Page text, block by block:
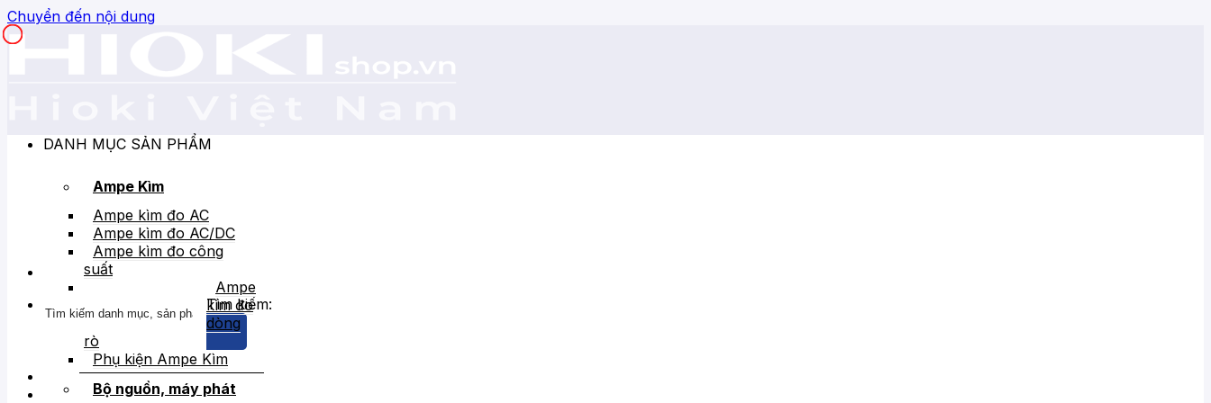
Chuyển đến nội dung
Tìm kiếm:
DANH MỤC SẢN PHẨM
Ampe Kìm
Ampe kìm đo AC
Ampe kìm đo AC/DC
Ampe kìm đo công
suất
Ampe
kìm đo
dòng
rò
Phụ kiện Ampe Kìm
Bộ nguồn, máy phát